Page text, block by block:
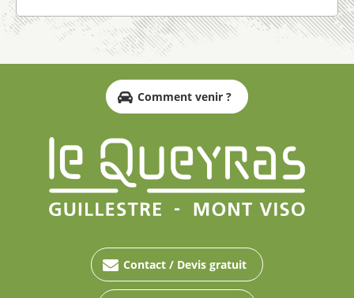
Comment venir ?
Contact / Devis gratuit